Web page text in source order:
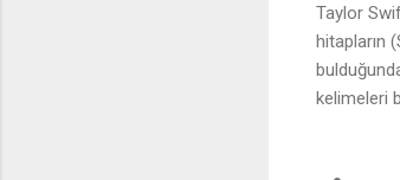
Taylor
hitapların
kelimeleri